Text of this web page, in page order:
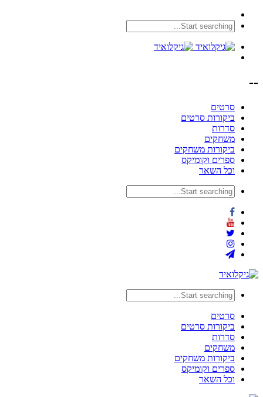
--
סרטים
ביקורות סרטים
סדרות
משחקים
ביקורות משחקים
ספרים וקומיקס
וכל השאר
סרטים
ביקורות סרטים
סדרות
משחקים
ביקורות משחקים
ספרים וקומיקס
וכל השאר